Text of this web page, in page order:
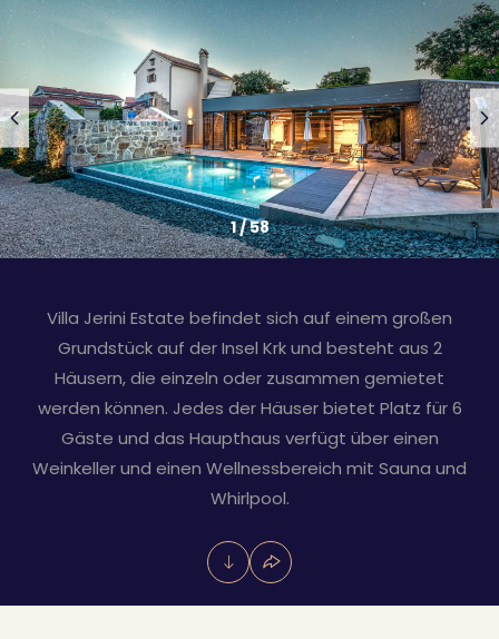
1/58
Villa Jerini Estate befindet sich auf einem großen
Grundstück auf der Insel Krk und besteht aus 2
Häusern, die einzeln oder zusammen gemietet
werden können. Jedes der Häuser bietet Platz für 6
Gäste und das Haupthaus verfügt über einen
Weinkeller und einen Wellnessbereich mit Sauna und
Whirlpool.